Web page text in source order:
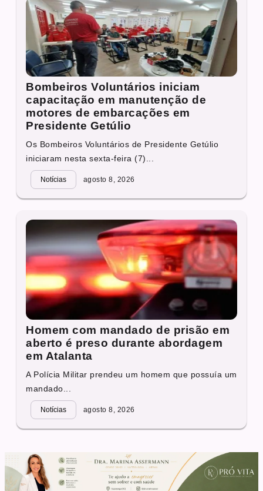
Bombeiros Voluntários iniciam
capacitação em manutenção de
motores de embarcações em
Presidente Getúlio
Os Bombeiros Voluntários de Presidente Getúlio
iniciaram nesta sexta-feira (7)...
Notícias agosto 8, 2026
Homem com mandado de prisão em
aberto é preso durante abordagem
em Atalanta
A Polícia Militar prendeu um homem que possuía um
mandado...
Notícias agosto 8, 2026